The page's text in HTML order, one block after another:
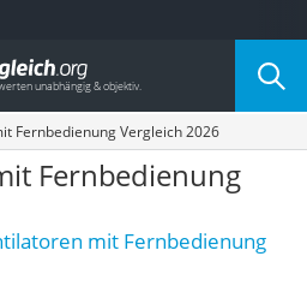
Kategorie
Fernbedienung Vergleich 2026
Fernbedienung
mit Fernbedienung